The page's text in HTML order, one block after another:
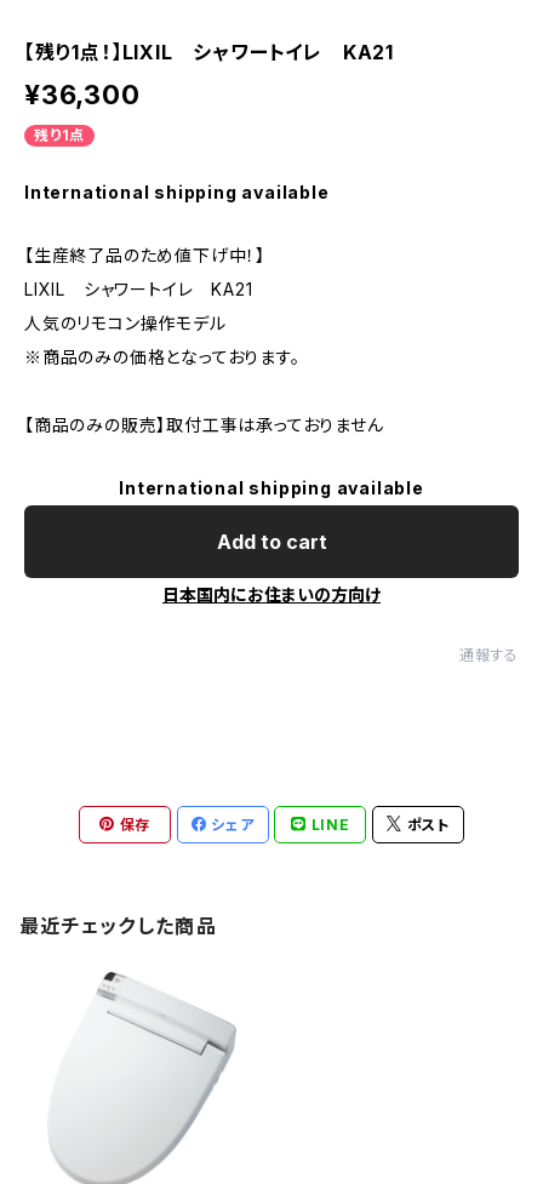
【残り1点！】LIXIL シャワートイレ KA21
¥36,300
残り1点
International shipping available
【生産終了品のため値下げ中！】
LIXIL シャワートイレ KA21
人気のリモコン操作モデル
※商品のみの価格となっております。
【商品のみの販売】取付工事は承っておりません
International shipping available
Add to cart
日本国内にお住まいの方向け
通報する
保存 シェア LINE ポスト
最近チェックした商品